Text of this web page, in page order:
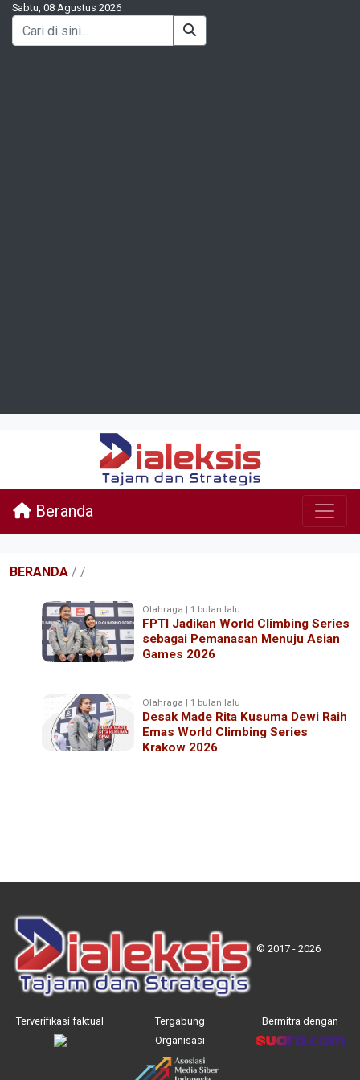
Sabtu, 08 Agustus 2026
Beranda
BERANDA / /
Olahraga | 1 bulan lalu
FPTI Jadikan World Climbing Series
sebagai Pemanasan Menuju Asian
Games 2026
Olahraga | 1 bulan lalu
Desak Made Rita Kusuma Dewi Raih
Emas World Climbing Series
Krakow 2026
© 2017 - 2026
Terverifikasi faktual
Tergabung
Organisasi
Bermitra dengan